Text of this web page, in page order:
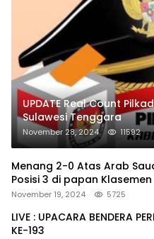
UPDATE Real Count
Sulawesi Tenggara
November 28, 2024 11592
Menang 2-0 Atas Arab
Posisi 3 di papan Klasemen
November 19, 2024 5725
LIVE : UPACARA BENDERA
KE-193